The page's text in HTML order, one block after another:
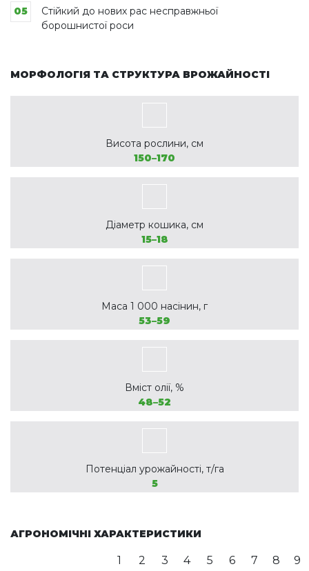
05
Стійкий до нових рас несправжньої
борошнистої роси
МОРФОЛОГІЯ ТА СТРУКТУРА ВРОЖАЙНОСТІ
Висота рослини, см
150–170
Діаметр кошика, см
15–18
Маса 1 000 насінин, г
53–59
Вміст олії, %
48–52
Потенціал урожайності, т/га
5
АГРОНОМІЧНІ ХАРАКТЕРИСТИКИ
1 2 3 4 5 6 7 8 9